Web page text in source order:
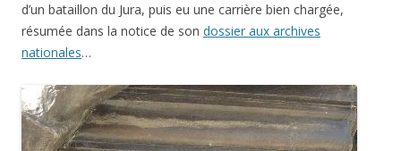
d’un bataillon du Jura, puis eu une carrière bien chargée,
résumée dans la notice de son dossier aux archives
nationales…